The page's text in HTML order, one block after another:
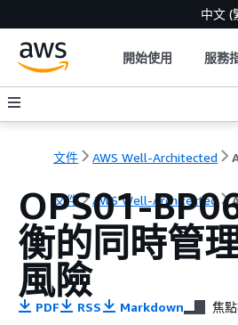
中文 (
開始使用 服務
文件 AWS Well-Architected
文件 AWS Well-Architected
OPS01-
衡的同時管
風險
PDF RSS Markdown 焦